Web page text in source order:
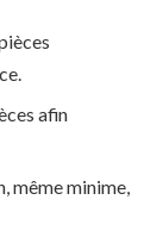
afin
même minime,